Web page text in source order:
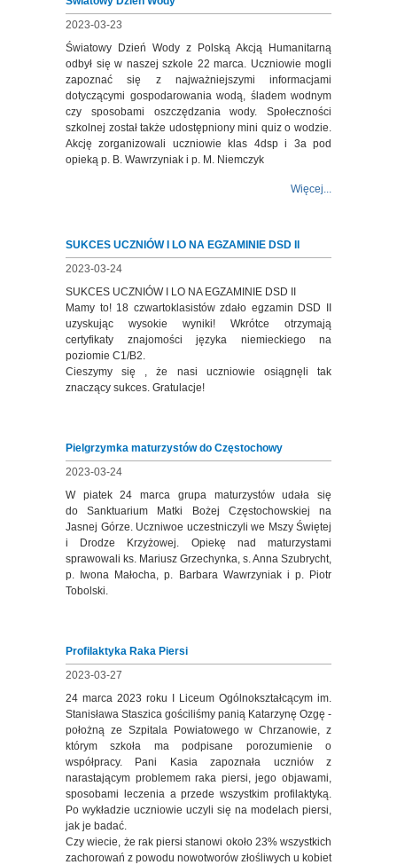
2023-03-23
Światowy Dzień Wody z Polską Akcją Humanitarną
odbył się w naszej szkole 22 marca. Uczniowie mogli
zapoznać się z najważniejszymi informacjami
dotyczącymi gospodarowania wodą, śladem wodnym
czy sposobami oszczędzania wody. Społeczności
szkolnej został także udostępniony mini quiz o wodzie.
Akcję zorganizowali uczniowie klas 4dsp i 3a pod
opieką p. B. Wawrzyniak i p. M. Niemczyk
Więcej...
SUKCES UCZNIÓW I LO NA EGZAMINIE DSD II
2023-03-24
SUKCES UCZNIÓW I LO NA EGZAMINIE DSD II
Mamy to! 18 czwartoklasistów zdało egzamin DSD II
uzyskując wysokie wyniki! Wkrótce otrzymają
certyfikaty znajomości języka niemieckiego na
poziomie C1/B2.
Cieszymy się , że nasi uczniowie osiągnęli tak
znaczący sukces. Gratulacje!
Pielgrzymka maturzystów do Częstochowy
2023-03-24
W piatek 24 marca grupa maturzystów udała się
do Sanktuarium Matki Bożej Częstochowskiej na
Jasnej Górze. Uczniwoe uczestniczyli we Mszy Świętej
i Drodze Krzyżowej. Opiekę nad maturzystami
sprawowali ks. Mariusz Grzechynka, s. Anna Szubrycht,
p. Iwona Małocha, p. Barbara Wawrzyniak i p. Piotr
Tobolski.
Profilaktyka Raka Piersi
2023-03-27
24 marca 2023 roku I Liceum Ogólnokształcącym im.
Stanisława Staszica gościliśmy panią Katarzynę Ozgę -
położną ze Szpitala Powiatowego w Chrzanowie, z
którym szkoła ma podpisane porozumienie o
współpracy. Pani Kasia zapoznała uczniów z
narastającym problemem raka piersi, jego objawami,
sposobami leczenia a przede wszystkim profilaktyką.
Po wykładzie uczniowie uczyli się na modelach piersi,
jak je badać.
Czy wiecie, że rak piersi stanowi około 23% wszystkich
zachorowań z powodu nowotworów złośliwych u kobiet